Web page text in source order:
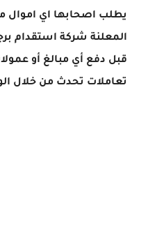
يطلب اصحابها اي اموال
المعلنة شركة استقدام
قبل دفع أي مبالغ أو
تعاملات تحدث من خلال